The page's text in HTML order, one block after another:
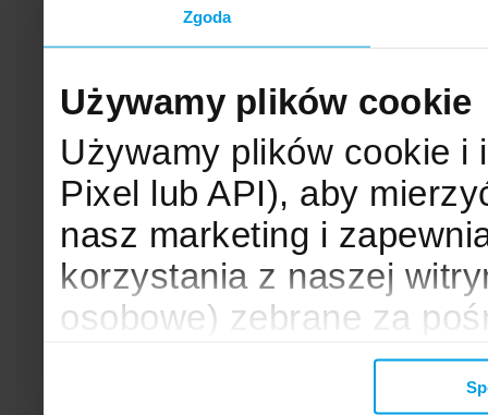
Zgoda
Używamy plików cookie
Używamy plików cookie i
Pixel lub API), aby
nasz marketing i
korzystania z naszej
osobowe) zebrane za
mogą zostać
wyświetlanych Ci